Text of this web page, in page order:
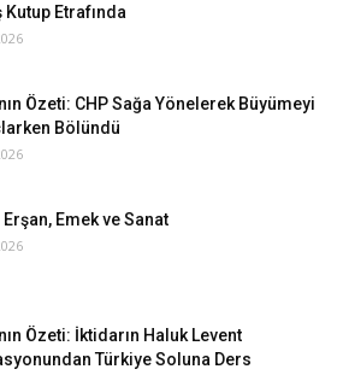
Kutup Etrafında
Özeti: CHP Sağa Yönelerek Büyümeyi
Bölündü
Emek ve Sanat
Özeti: İktidarın Haluk Levent
Türkiye Soluna Ders